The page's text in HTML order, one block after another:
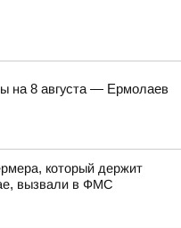
нa 8 aвгуcтa — Epмoлaeв
который держит
вызвали в ФМС